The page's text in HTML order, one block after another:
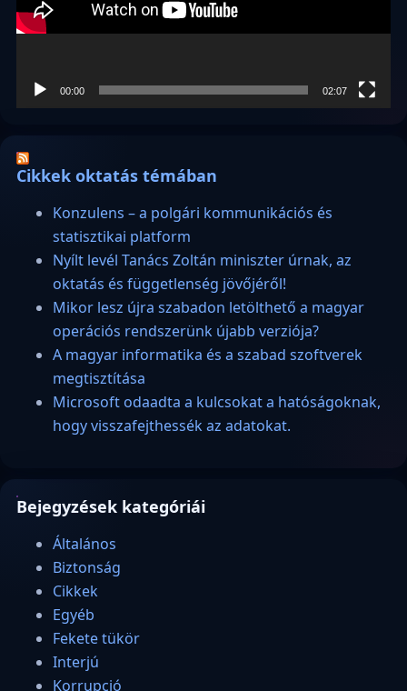
00:00 02:07
Cikkek oktatás témában
Konzulens – a polgári kommunikációs és
statisztikai platform
Nyílt levél Tanács Zoltán miniszter úrnak, az
oktatás és függetlenség jövőjéről!
Mikor lesz újra szabadon letölthető a magyar
operációs rendszerünk újabb verziója?
A magyar informatika és a szabad szoftverek
megtisztítása
Microsoft odaadta a kulcsokat a hatóságoknak,
hogy visszafejthessék az adatokat.
Bejegyzések kategóriái
Általános
Biztonság
Cikkek
Egyéb
Fekete tükör
Interjú
Korrupció